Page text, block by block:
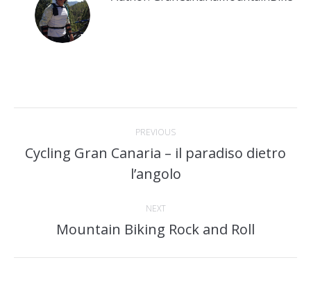
navigationPREVIOUS
Previous
post:
Cycling Gran Canaria – il paradiso dietro
l’angolo
NEXT
Next
Mountain Biking Rock and Roll